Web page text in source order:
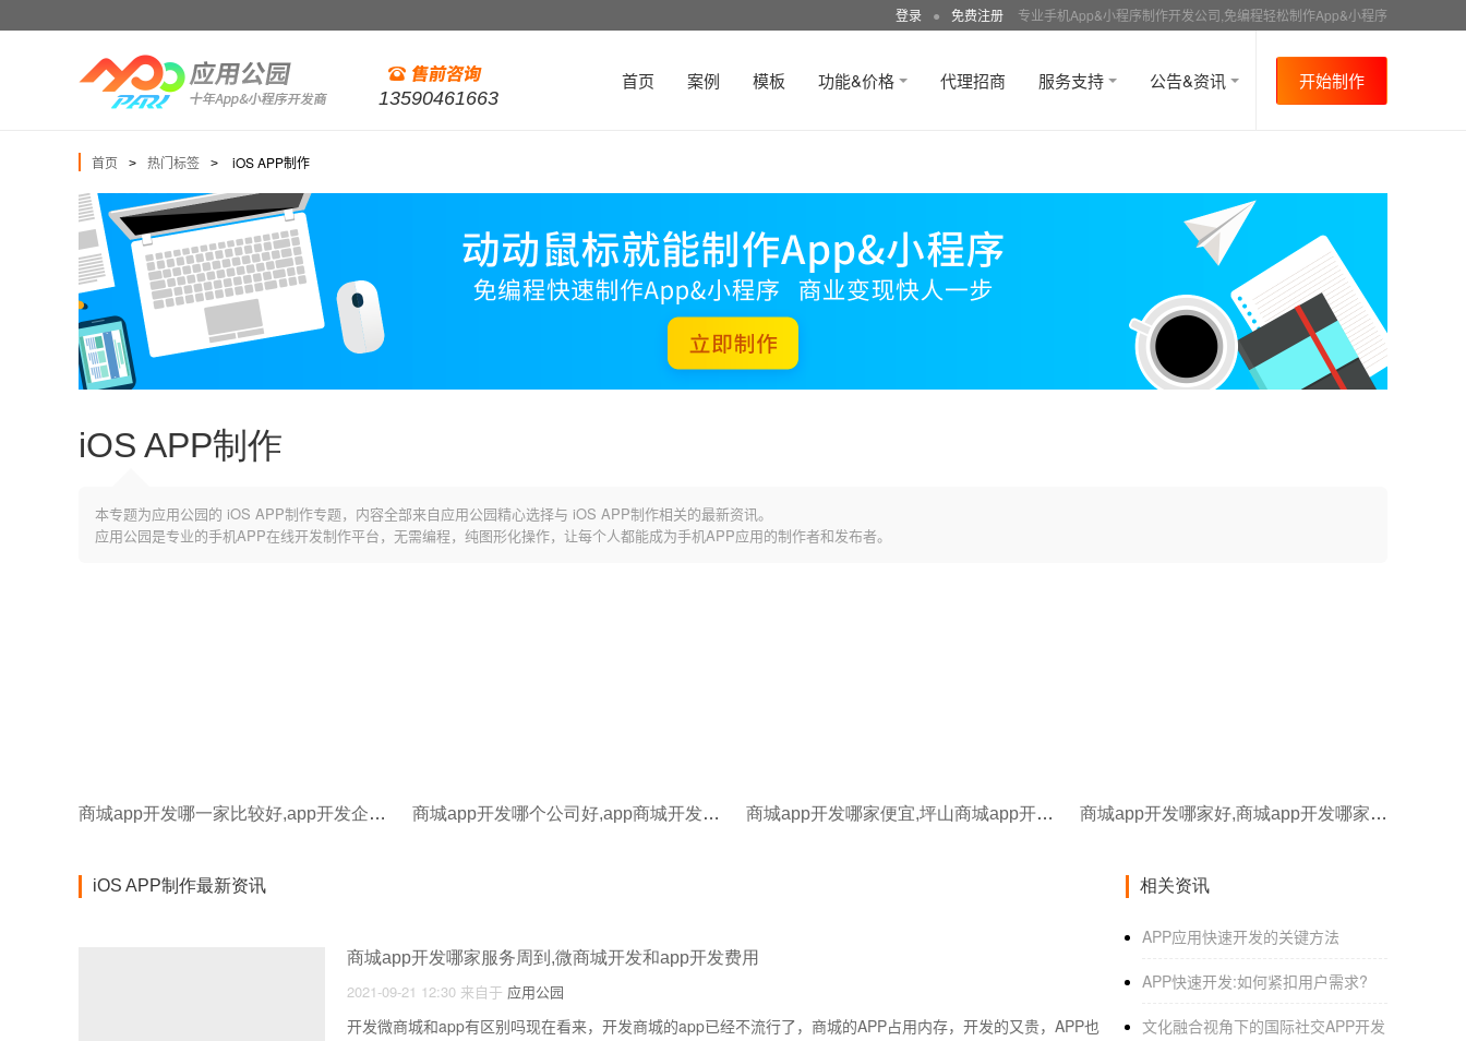
登录 ● 免费注册 专业手机App&小程序制作开发公司,免编程轻松制作App&小程序
13590461663
首页 案例 模板 功能&价格 代理招商 服务支持 公告&资讯 开始制作
首页 > 热门标签 > iOS APP制作
iOS APP制作
本专题为应用公园的 iOS APP制作专题，内容全部来自应用公园精心选择与 iOS APP制作相关的最新资讯。
应用公园是专业的手机APP在线开发制作平台，无需编程，纯图形化操作，让每个人都能成为手机APP应用的制作者和发布者。
商城app开发哪一家比较好,app开发企业一般选择 商城app开发哪个公司好,app商城开发开发多少钱 商城app开发哪家便宜,坪山商城app开发哪家便宜 商城app开发哪家好,商城app开发哪家便宜
iOS APP制作最新资讯
商城app开发哪家服务周到,微商城开发和app开发费用
2021-09-21 12:30 来自于 应用公园
开发微商城和app有区别吗现在看来，开发商城的app已经不流行了，商城的APP占用内存，开发的又贵，APP也
相关资讯
‌APP应用快速开发的关键方法‌
APP快速开发:如何紧扣用户需求?
文化融合视角下的国际社交APP开发‌